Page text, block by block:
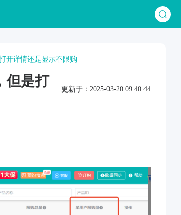
开详情还是显示不限购
但是打
更新于：2025-03-20 09:40:44